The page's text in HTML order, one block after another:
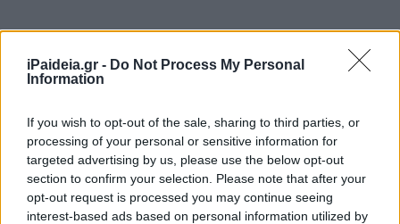
iPaideia.gr - Do Not Process My Personal
Information
If you wish to opt-out of the sale, sharing to third parties, or
processing of your personal or sensitive information for
targeted advertising by us, please use the below opt-out
section to confirm your selection. Please note that after your
opt-out request is processed you may continue seeing
interest-based ads based on personal information utilized by